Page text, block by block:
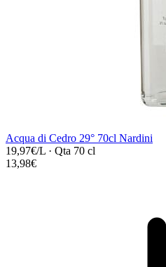
Acqua di Cedro 29° 70cl Nardini
19,97€/L · Qta 70 cl
13,98€